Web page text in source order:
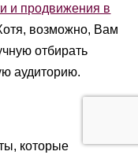
и продвижения в
возможно, Вам
отбирать
аудиторию.
которые